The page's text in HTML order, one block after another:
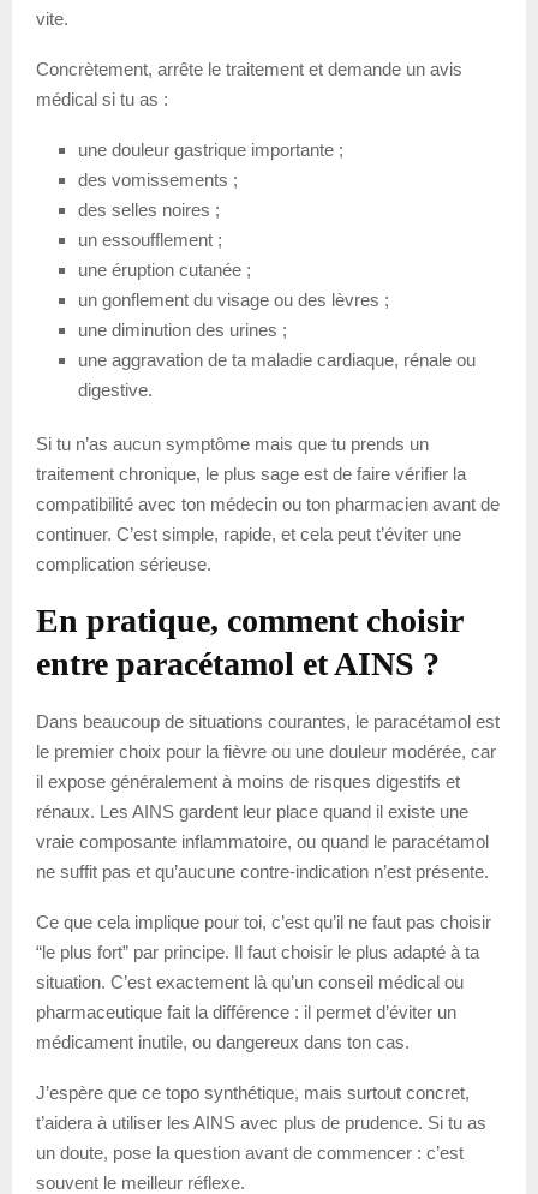
vite.
Concrètement, arrête le traitement et demande un avis
médical si tu as :
une douleur gastrique importante ;
des vomissements ;
des selles noires ;
un essoufflement ;
une éruption cutanée ;
un gonflement du visage ou des lèvres ;
une diminution des urines ;
une aggravation de ta maladie cardiaque, rénale ou
digestive.
Si tu n’as aucun symptôme mais que tu prends un
traitement chronique, le plus sage est de faire vérifier la
compatibilité avec ton médecin ou ton pharmacien avant de
continuer. C’est simple, rapide, et cela peut t’éviter une
complication sérieuse.
En pratique, comment choisir
entre paracétamol et AINS ?
Dans beaucoup de situations courantes, le paracétamol est
le premier choix pour la fièvre ou une douleur modérée, car
il expose généralement à moins de risques digestifs et
rénaux. Les AINS gardent leur place quand il existe une
vraie composante inflammatoire, ou quand le paracétamol
ne suffit pas et qu’aucune contre-indication n’est présente.
Ce que cela implique pour toi, c’est qu’il ne faut pas choisir
“le plus fort” par principe. Il faut choisir le plus adapté à ta
situation. C’est exactement là qu’un conseil médical ou
pharmaceutique fait la différence : il permet d’éviter un
médicament inutile, ou dangereux dans ton cas.
J’espère que ce topo synthétique, mais surtout concret,
t’aidera à utiliser les AINS avec plus de prudence. Si tu as
un doute, pose la question avant de commencer : c’est
souvent le meilleur réflexe.